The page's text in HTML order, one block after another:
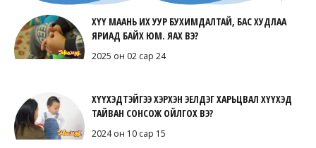
ХҮҮ МААНЬ ИХ УУР БУХИМДАЛТАЙ, БАС ХУДЛАА
ЯРИАД БАЙХ ЮМ. ЯАХ ВЭ?
2025 он 02 сар 24
ХҮҮХЭДТЭЙГЭЭ ХЭРХЭН ЭЕЛДЭГ ХАРЬЦВАЛ ХҮҮХЭД
ТАЙВАН СОНСОЖ ОЙЛГОХ ВЭ?
2024 он 10 сар 15